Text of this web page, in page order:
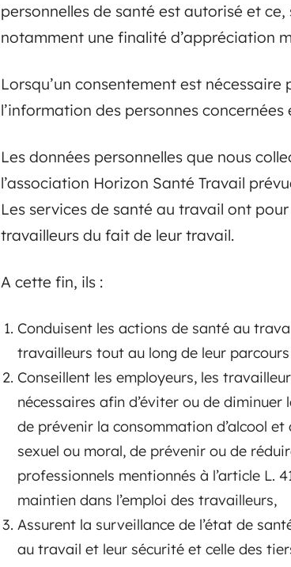
personnelles de santé est autorisé et
notamment une finalité d’appréciation
Lorsqu’un consentement est
l’information des personnes
Les données personnelles que nous
l’association Horizon Santé Travail
Les services de santé au travail ont
travailleurs du fait de leur travail.
A cette fin, ils :
Conduisent les actions de santé au
travailleurs tout au long de leur
Conseillent les employeurs, les
nécessaires afin d’éviter ou de
de prévenir la consommation d’alcool
sexuel ou moral, de prévenir ou de
professionnels mentionnés à l’article L.
maintien dans l’emploi des travailleurs,
Assurent la surveillance de l’état de
au travail et leur sécurité et celle des